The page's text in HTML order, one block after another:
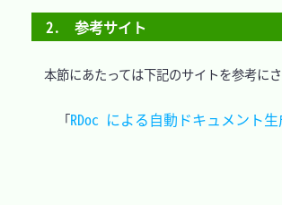
2.　参考サイト
本節にあたっては下記のサイトを参考に
「RDoc による自動ドキュメント